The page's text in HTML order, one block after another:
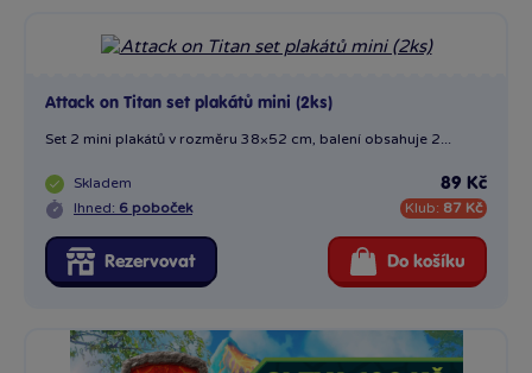
Attack on Titan set plakátů mini (2ks)
Set 2 mini plakátů v rozměru 38×52 cm, balení obsahuje 2...
Skladem
Ihned: 6 poboček
89 Kč
Klub: 87 Kč
Rezervovat Do košíku